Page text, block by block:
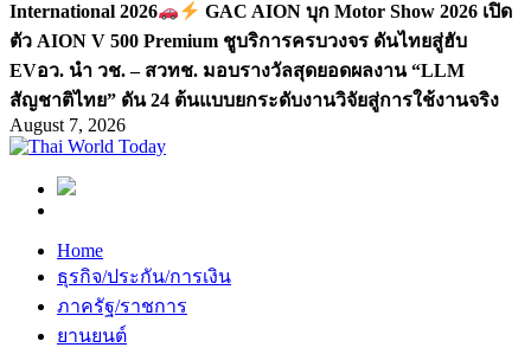
International 2026
GAC AION บุก Motor Show 2026 เปิด
ตัว AION V 500 Premium ชูบริการครบวงจร ดันไทยสู่ฮับ
EVอว. นำ วช. – สวทช. มอบรางวัลสุดยอดผลงาน “LLM
สัญชาติไทย” ดัน 24 ต้นแบบยกระดับงานวิจัยสู่การใช้งานจริง
August 7, 2026
Home
ธุรกิจ/ประกัน/การเงิน
ภาครัฐ/ราชการ
ยานยนต์